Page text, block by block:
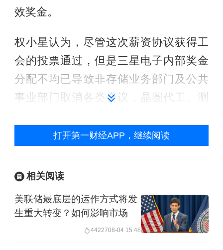
效奖金。
权小星认为，尽管这次薪资协议获得工
会的投票通过，但是三星电子内部奖金
分配不均已导致非存储业务部门及公共
事业部门取消各类会议，晶圆代工、测
节正是高带宽内存（HBM）后端封装与
将冲击三星为英伟达新一代AI加速器供
在股东层面，代表三星电子部分少数股
打开第一财经APP，继续阅读
相关阅读
美联储最底层的运作方式将发
生重大转变？如何影响市场
4422708-04 15:48